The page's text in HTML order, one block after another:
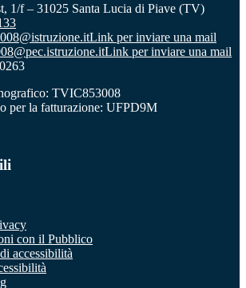
1/f – 31025 Santa Lucia di Piave (TV)
Link per inviare una mail
Link per inviare una mail
TVIC853008
per la fatturazione: UFPD9M
con il Pubblico
accessibilità